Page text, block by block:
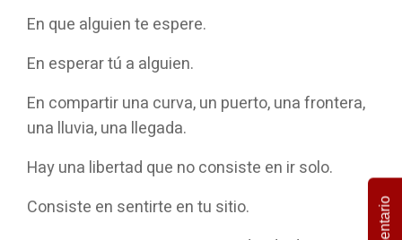
En que alguien te espere.
En esperar tú a alguien.
En compartir una curva, un puerto, una frontera,
una lluvia, una llegada.
Hay una libertad que no consiste en ir solo.
Consiste en sentirte en tu sitio.